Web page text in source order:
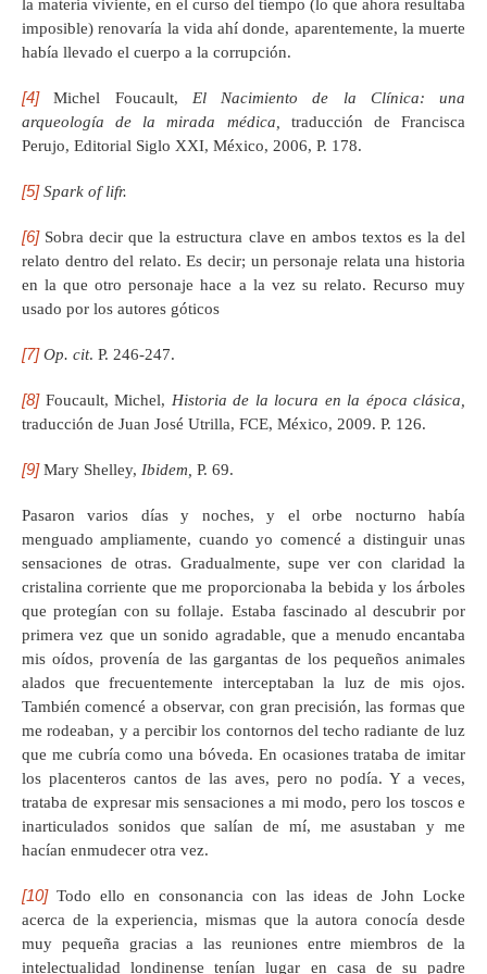
la materia viviente, en el curso del tiempo (lo que ahora resultaba
imposible) renovaría la vida ahí donde, aparentemente, la muerte
había llevado el cuerpo a la corrupción.
[4]Michel Foucault, El Nacimiento de la Clínica: una
arqueología de la mirada médica, traducción de Francisca
Perujo, Editorial Siglo XXI, México, 2006, P. 178.
[5] Spark of lifr.
[6]Sobra decir que la estructura clave en ambos textos es la del
relato dentro del relato. Es decir; un personaje relata una historia
en la que otro personaje hace a la vez su relato. Recurso muy
usado por los autores góticos
[7] Op. cit. P. 246-247.
[8]Foucault, Michel, Historia de la locura en la época clásica,
traducción de Juan José Utrilla, FCE, México, 2009. P. 126.
[9]Mary Shelley, Ibidem, P. 69.
Pasaron varios días y noches, y el orbe nocturno había
menguado ampliamente, cuando yo comencé a distinguir unas
sensaciones de otras. Gradualmente, supe ver con claridad la
cristalina corriente que me proporcionaba la bebida y los árboles
que protegían con su follaje. Estaba fascinado al descubrir por
primera vez que un sonido agradable, que a menudo encantaba
mis oídos, provenía de las gargantas de los pequeños animales
alados que frecuentemente interceptaban la luz de mis ojos.
También comencé a observar, con gran precisión, las formas que
me rodeaban, y a percibir los contornos del techo radiante de luz
que me cubría como una bóveda. En ocasiones trataba de imitar
los placenteros cantos de las aves, pero no podía. Y a veces,
trataba de expresar mis sensaciones a mi modo, pero los toscos e
inarticulados sonidos que salían de mí, me asustaban y me
hacían enmudecer otra vez.
[10]Todo ello en consonancia con las ideas de John Locke
acerca de la experiencia, mismas que la autora conocía desde
muy pequeña gracias a las reuniones entre miembros de la
intelectualidad londinense tenían lugar en casa de su padre